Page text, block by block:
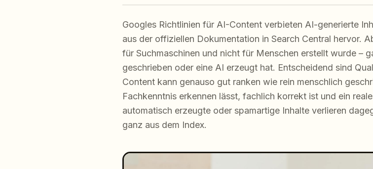
Googles Richtlinien für AI-Content verbieten AI-generierte
aus der offiziellen Dokumentation in Search Central hervor.
für Suchmaschinen und nicht für Menschen erstellt wurde –
geschrieben oder eine AI erzeugt hat. Entscheidend sind
Content kann genauso gut ranken wie rein menschlich
Fachkenntnis erkennen lässt, fachlich korrekt ist und ein
automatisch erzeugte oder spamartige Inhalte verlieren
ganz aus dem Index.